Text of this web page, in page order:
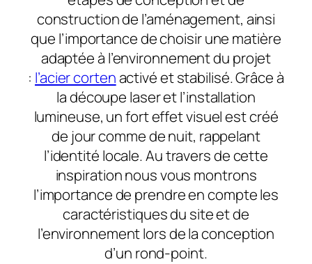
construction de l’aménagement, ainsi
que l’importance de choisir une matière
adaptée à l’environnement du projet
: l’acier cortenactivé et stabilisé. Grâce à
la découpe laser et l’installation
lumineuse, un fort effet visuel est créé
de jour comme de nuit, rappelant
l’identité locale. Au travers de cette
inspiration nous vous montrons
l’importance de prendre en compte les
caractéristiques du site et de
l’environnement lors de la conception
d’un rond-point.